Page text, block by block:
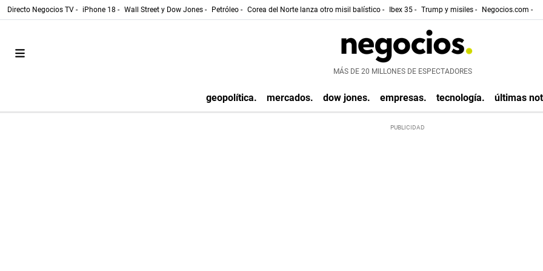
Directo Negocios TV - iPhone 18 - Wall Street y Dow Jones - Petróleo - Corea del Norte lanza otro misil balístico - Ibex 35 - Trump y misiles - Negocios.com -
MÁS DE 20 MILLONES DE ESPECTADORES
geopolítica. mercados. dow jones. empresas. tecnología. últimas